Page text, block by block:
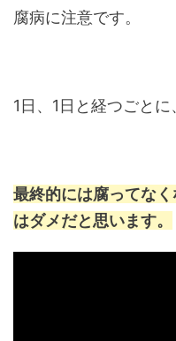
腐病に注意です。
1日、1日と経つごとに
最終的には腐ってな
はダメだと思います。